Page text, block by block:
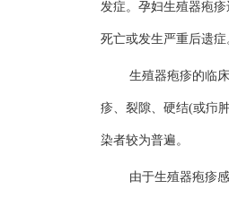
发症。孕妇生殖器疱
死亡或发生严重后遗症
生殖器疱疹的临
疹、裂隙、硬结(或疖
染者较为普遍。
由于生殖器疱疹